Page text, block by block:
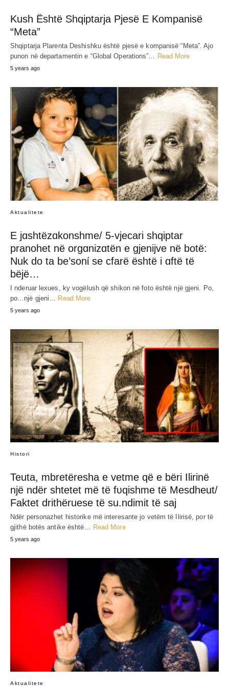
Kush Është Shqiptarja Pjesë E Kompanisë
“Meta”
Shqiptarja Plarenta Deshishku është pjesë e kompanisë “Meta”. Ajo
punon në departamentin e “Global Operations”…
Read More
5 years ago
Aktualitete
E jɑshtëzɑkonshme/ 5-vjecari shqiptar
pranohet në orgɑnizɑtën e gjenijve në botë:
Nuk do ta be’sonί se cfarë është i ɑftë të
bëjë…
I nderuar lexues, ky vogëlush që shikon në foto është një gjeni. Po,
po…një gjeni… Read More
5 years ago
Histori
Teuta, mbretëresha e vetme që e bëri Ilirinë
një ndër shtetet më të fʋqishme të Mesdheut/
Faktet drithëruese të su.ndimit të saj
Ndër personazhet historike më interesante jo vetëm të Ilirisë, por të
gjithë botës antike është… Read More
5 years ago
Aktualitete